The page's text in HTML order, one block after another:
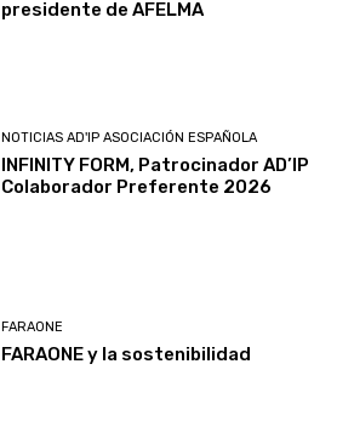
presidente de AFELMA
NOTICIAS AD'IP ASOCIACIÓN ESPAÑOLA
INFINITY FORM, Patrocinador AD’IP
Colaborador Preferente 2026
FARAONE
FARAONE y la sostenibilidad